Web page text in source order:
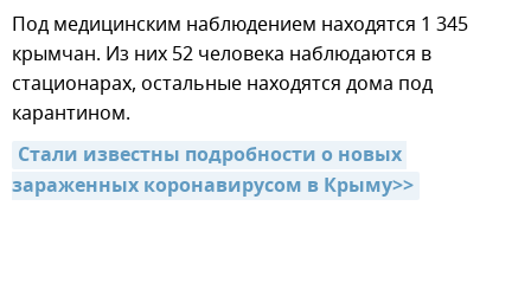
Под медицинским наблюдением находятся 1 345
крымчан. Из них 52 человека наблюдаются в
стационарах, остальные находятся дома под
карантином.
Стали известны подробности о новых
зараженных коронавирусом в Крыму>>